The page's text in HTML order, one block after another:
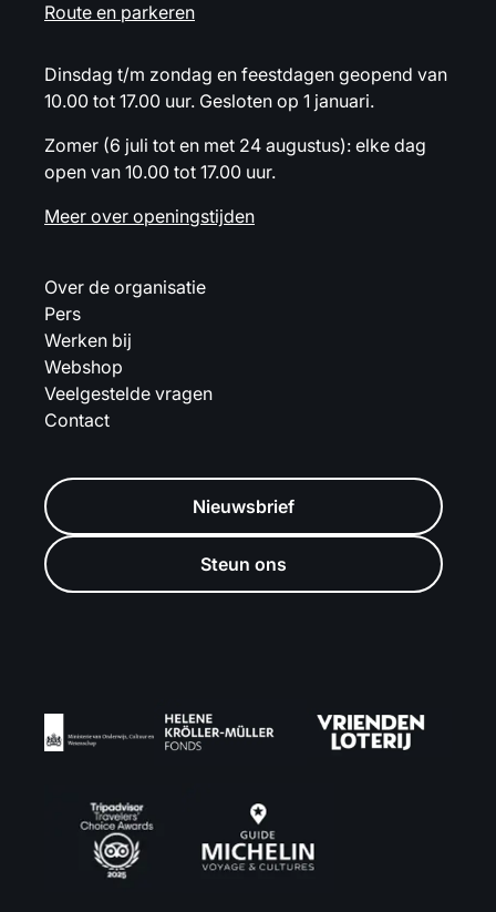
Route en parkeren
Dinsdag t/m zondag en feestdagen geopend van
10.00 tot 17.00 uur. Gesloten op 1 januari.
Zomer (6 juli tot en met 24 augustus): elke dag
open van 10.00 tot 17.00 uur.
Meer over openingstijden
Over de organisatie
Pers
Werken bij
Webshop
Veelgestelde vragen
Contact
Nieuwsbrief
Steun ons